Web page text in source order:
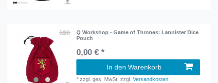
Q Workshop - Game of Thrones: Lannister Dice
Pouch
0,00 € *
In den Warenkorb
*zzgl. ges. MwSt. zzgl.Versandkosten